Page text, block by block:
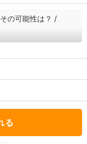
の可能性は？ /
る